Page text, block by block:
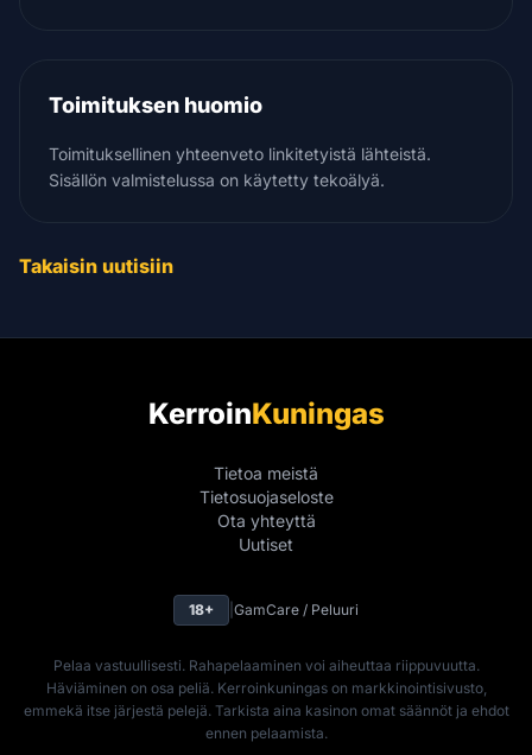
Toimituksen huomio
Toimituksellinen yhteenveto linkitetyistä lähteistä.
Sisällön valmistelussa on käytetty tekoälyä.
Takaisin uutisiin
KerroinKuningas
Tietoa meistä
Tietosuojaseloste
Ota yhteyttä
Uutiset
18+ GamCare / Peluuri
Pelaa vastuullisesti. Rahapelaaminen voi aiheuttaa riippuvuutta.
Häviäminen on osa peliä. Kerroinkuningas on markkinointisivusto,
emmekä itse järjestä pelejä. Tarkista aina kasinon omat säännöt ja ehdot
ennen pelaamista.